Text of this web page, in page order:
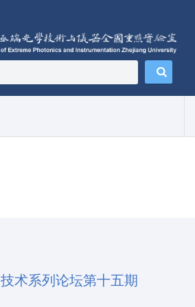
术系列论坛第十五期